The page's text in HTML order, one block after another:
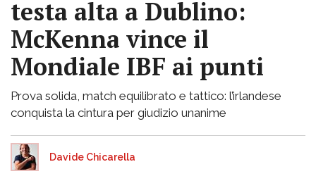
testa alta a Dublino:
McKenna vince il
Mondiale IBF ai punti
Prova solida, match equilibrato e tattico: l’irlandese
conquista la cintura per giudizio unanime
Davide Chicarella